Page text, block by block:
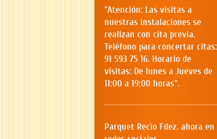
"Atención: Las visitas a
nuestras instalaciones se
realizan con cita previa.
Teléfono para concertar citas:
91 593 75 16. Horario de
visitas: De lunes a Jueves de
11:00 a 19:00 horas".
Parquet Recio Fdez. ahora en